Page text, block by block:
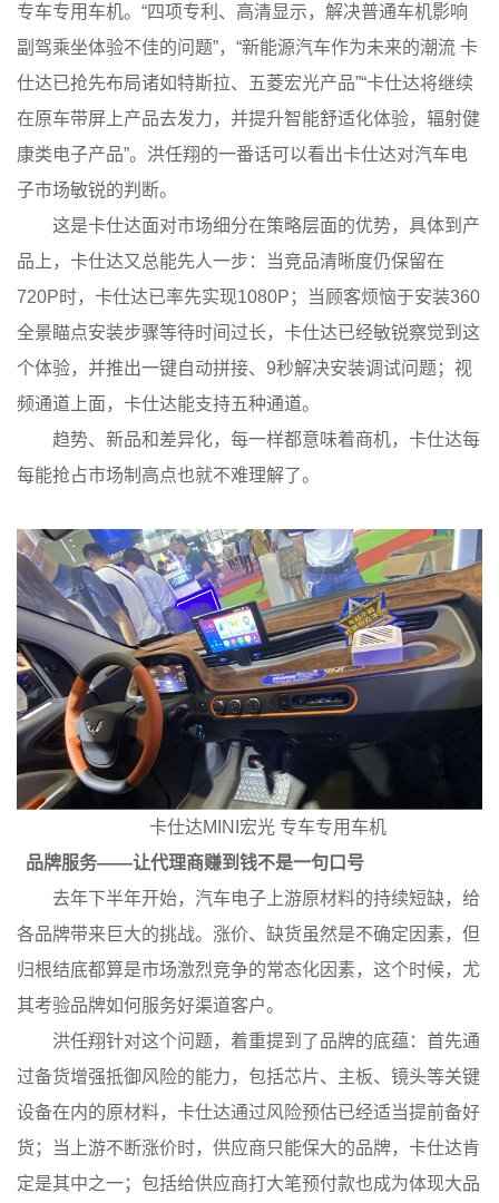
专车专用车机。“四项专利、高清显示，解决普通车机影响
副驾乘坐体验不佳的问题”，“新能源汽车作为未来的潮流 卡
仕达已抢先布局诸如特斯拉、五菱宏光产品”“卡仕达将继续
在原车带屏上产品去发力，并提升智能舒适化体验，辐射健
康类电子产品”。洪任翔的一番话可以看出卡仕达对汽车电
子市场敏锐的判断。
这是卡仕达面对市场细分在策略层面的优势，具体到产
品上，卡仕达又总能先人一步：当竞品清晰度仍保留在
720P时，卡仕达已率先实现1080P；当顾客烦恼于安装360
全景瞄点安装步骤等待时间过长，卡仕达已经敏锐察觉到这
个体验，并推出一键自动拼接、9秒解决安装调试问题；视
频通道上面，卡仕达能支持五种通道。
趋势、新品和差异化，每一样都意味着商机，卡仕达每
每能抢占市场制高点也就不难理解了。
卡仕达MINI宏光 专车专用车机
品牌服务——让代理商赚到钱不是一句口号
去年下半年开始，汽车电子上游原材料的持续短缺，给
各品牌带来巨大的挑战。涨价、缺货虽然是不确定因素，但
归根结底都算是市场激烈竞争的常态化因素，这个时候，尤
其考验品牌如何服务好渠道客户。
洪任翔针对这个问题，着重提到了品牌的底蕴：首先通
过备货增强抵御风险的能力，包括芯片、主板、镜头等关键
设备在内的原材料，卡仕达通过风险预估已经适当提前备好
货；当上游不断涨价时，供应商只能保大的品牌，卡仕达肯
定是其中之一；包括给供应商打大笔预付款也成为体现大品